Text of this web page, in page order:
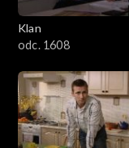
Klan
odc. 1608